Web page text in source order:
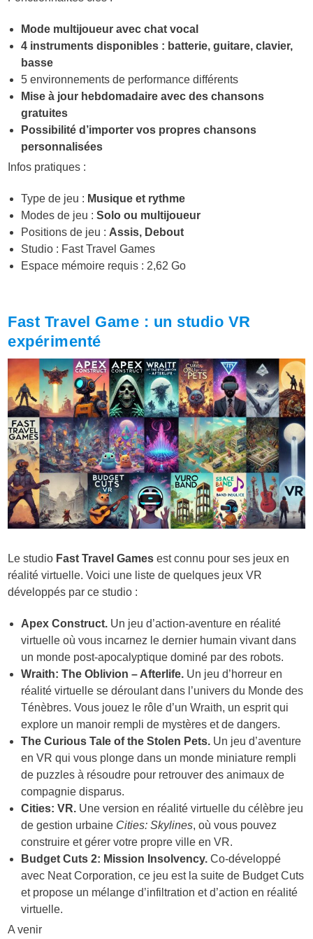
Mode multijoueur avec chat vocal
4 instruments disponibles : batterie, guitare, clavier,
basse
5 environnements de performance différents
Mise à jour hebdomadaire avec des chansons
gratuites
Possibilité d’importer vos propres chansons
personnalisées
Infos pratiques :
Type de jeu : Musique et rythme
Modes de jeu :Solo ou multijoueur
Positions de jeu : Assis, Debout
Studio : Fast Travel Games
Espace mémoire requis : 2,62 Go
Fast Travel Game : un studio VR
expérimenté
Le studio Fast Travel Games est connu pour ses jeux en
réalité virtuelle. Voici une liste de quelques jeux VR
développés par ce studio :
Apex Construct. Un jeu d’action-aventure en réalité
virtuelle où vous incarnez le dernier humain vivant dans
un monde post-apocalyptique dominé par des robots.
Wraith: The Oblivion – Afterlife. Un jeu d’horreur en
réalité virtuelle se déroulant dans l’univers du Monde des
Ténèbres. Vous jouez le rôle d’un Wraith, un esprit qui
explore un manoir rempli de mystères et de dangers.
The Curious Tale of the Stolen Pets. Un jeu d’aventure
en VR qui vous plonge dans un monde miniature rempli
de puzzles à résoudre pour retrouver des animaux de
compagnie disparus.
Cities: VR. Une version en réalité virtuelle du célèbre jeu
de gestion urbaine Cities: Skylines, où vous pouvez
construire et gérer votre propre ville en VR.
Budget Cuts 2: Mission Insolvency.Co-développé
avec Neat Corporation, ce jeu est la suite de Budget Cuts
et propose un mélange d’infiltration et d’action en réalité
virtuelle.
A venir